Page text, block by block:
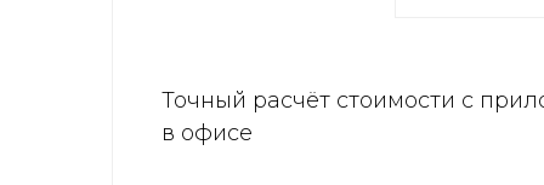
Точный расчёт стоимости с
в офисе